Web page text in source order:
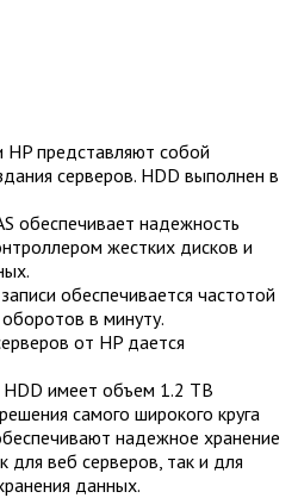
представляют собой
серверов. HDD выполнен в
обеспечивает надежность
жестких дисков и
обеспечивается частотой
в минуту.
от HP дается
имеет объем 1.2 TB
самого широкого круга
надежное хранение
веб серверов, так и для
данных.